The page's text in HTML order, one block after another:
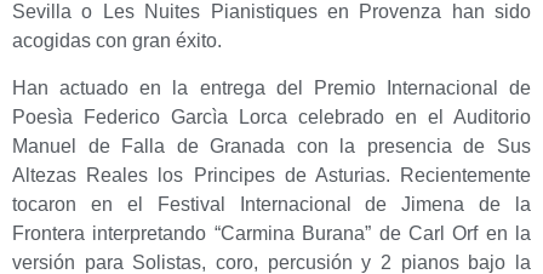
Sevilla o Les Nuites Pianistiques en Provenza han sido
acogidas con gran éxito.
Han actuado en la entrega del Premio Internacional de
Poesìa Federico Garcìa Lorca celebrado en el Auditorio
Manuel de Falla de Granada con la presencia de Sus
Altezas Reales los Principes de Asturias. Recientemente
tocaron en el Festival Internacional de Jimena de la
Frontera interpretando “Carmina Burana” de Carl Orf en la
versión para Solistas, coro, percusión y 2 pianos bajo la